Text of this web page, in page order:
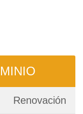
Renovación